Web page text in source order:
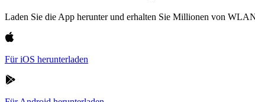
Laden Sie die App herunter und erhalten Sie Millionen von
Für iOS herunterladen